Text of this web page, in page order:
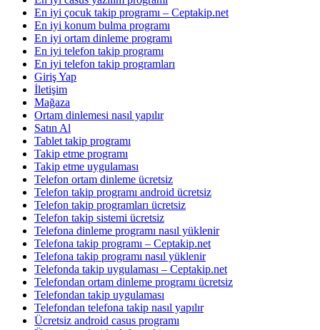
En iyi çocuk takip programı – Ceptakip.net
En iyi konum bulma programı
En iyi ortam dinleme programı
En iyi telefon takip programı
En iyi telefon takip programları
Giriş Yap
İletişim
Mağaza
Ortam dinlemesi nasıl yapılır
Satın Al
Tablet takip programı
Takip etme programı
Takip etme uygulaması
Telefon ortam dinleme ücretsiz
Telefon takip programı android ücretsiz
Telefon takip programları ücretsiz
Telefon takip sistemi ücretsiz
Telefona dinleme programı nasıl yüklenir
Telefona takip programı – Ceptakip.net
Telefona takip programı nasıl yüklenir
Telefonda takip uygulaması – Ceptakip.net
Telefondan ortam dinleme programı ücretsiz
Telefondan takip uygulaması
Telefondan telefona takip nasıl yapılır
Ücretsiz android casus programı